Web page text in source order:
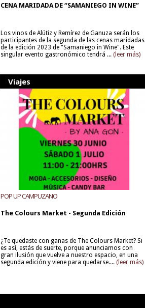
CENA MARIDADA DE “SAMANIEGO IN WINE”
Los vinos de Alútiz y Remírez de Ganuza serán los
participantes de la segunda de las cenas maridadas
de la edición 2023 de "Samaniego in Wine". Este
singular evento gastronómico tendrá ... (leer más)
Viajes
POP UP CAMPUZANO
The Colours Market - Segunda Edición
¿Te quedaste con ganas de The Colours Market? Si
es así, estás de suerte, porque anunciamos con
gran ilusión que vuelve a nuestro espacio, en una
segunda edición y viene para quedarse.... (leer más)